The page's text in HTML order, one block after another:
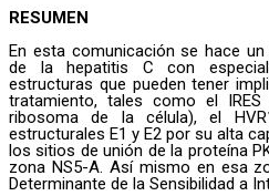
RESUMEN
En esta comunicación se hace
de la hepatitis C con especial
estructuras que pueden tener
tratamiento, tales como el
ribosoma de la célula), el
estructurales E1 y E2 por su alta
los sitios de unión de la proteína
zona NS5-A. Así mismo en esa
Determinante de la Sensibilidad a